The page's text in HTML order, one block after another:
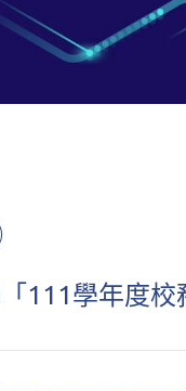
111學年度校